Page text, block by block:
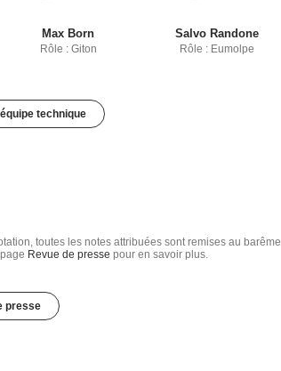
Max Born
Rôle : Giton
Salvo Randone
Rôle : Eumolpe
technique
toutes les notes attribuées sont remises au barême
Revue de presse pour en savoir plus.
presse